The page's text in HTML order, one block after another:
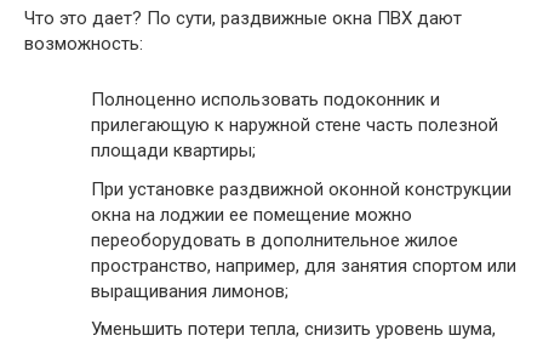
Что это дает? По сути, раздвижные окна ПВХ дают
возможность:
Полноценно использовать подоконник и
прилегающую к наружной стене часть полезной
площади квартиры;
При установке раздвижной оконной конструкции
окна на лоджии ее помещение можно
переоборудовать в дополнительное жилое
пространство, например, для занятия спортом или
выращивания лимонов;
Уменьшить потери тепла, снизить уровень шума,